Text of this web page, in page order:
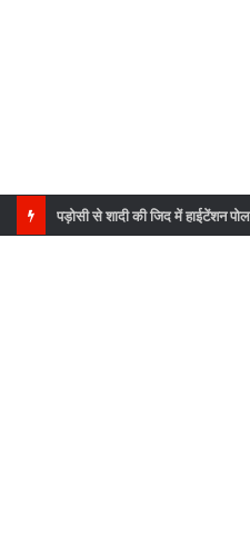
पड़ोसी से शादी की जिद में हाईटेंशन